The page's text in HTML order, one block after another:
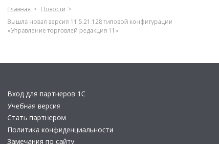
Главная
Новости
Вышла новая версия 11.5.21.128 типовой конфигурации
«Управление торговлей редакция 11»
Вход для партнеров 1С
Учебная версия
Стать партнером
Политика конфиденциальности
Замечания по сайту